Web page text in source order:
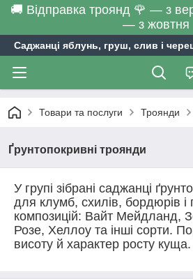
🚚 Відправка троянд 🌹 — з
— з жовтня
Саджанці яблунь, груш, слив і
Товари та послуги Троянди
Ґрунтопокривні троянди
У групі зібрані саджанці
для клумб, схилів, бордюрів
композицій: Вайт Мейдланд,
Розе, Хеллоу та інші сорти.
висоту й характер росту куща.